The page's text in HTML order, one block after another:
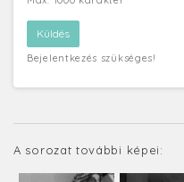
Bejelentkezés szükséges!
A sorozat további képei: